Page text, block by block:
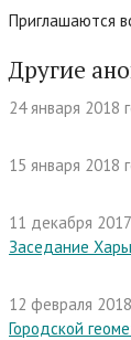
Приглашаются
Другие
24 января 2018
15 января 2018
11 декабря
Заседание
12 февраля
Городской